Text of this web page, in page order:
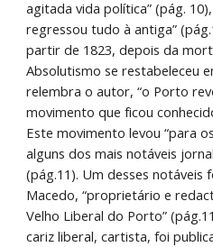
agitada vida política” (pág.
regressou tudo à antiga”
partir de 1823, depois da
Absolutismo se restabeleceu
relembra o autor, “o Porto
movimento que ficou
Este movimento levou “para
alguns dos mais notáveis
(pág.11). Um desses notáveis
Macedo, “proprietário e
Velho Liberal do Porto”
cariz liberal, cartista, foi